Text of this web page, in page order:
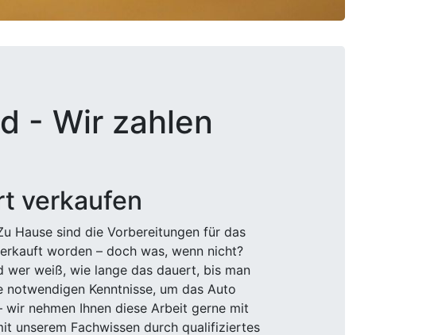
- Wir zahlen
verkaufen
Hause sind die Vorbereitungen für das
worden – doch was, wenn nicht?
wer weiß, wie lange das dauert, bis man
Kenntnisse, um das Auto
nehmen Ihnen diese Arbeit gerne mit
unserem Fachwissen durch qualifiziertes